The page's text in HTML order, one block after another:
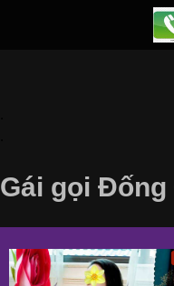
Gái gọi